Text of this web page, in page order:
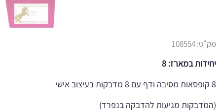
מק"ט:108554
יחידות במארז: 8
8 קופסאות מסיבה ודף עם 8 מדבקות בעיצוב אישי
(המדבקות מגיעות להדבקה בנפרד)